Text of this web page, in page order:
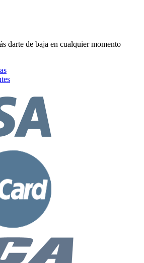
darte de baja en cualquier momento